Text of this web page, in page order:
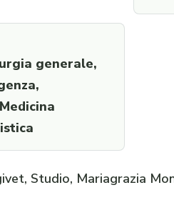
generale,
Studio, Mariagrazia